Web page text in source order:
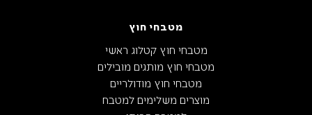
מטבחי חוץ
מטבחי חוץ קטלוג ראשי
מטבחי חוץ מותגים מובילים
מטבחי חוץ מודולריים
מוצרים משלימים למטבח